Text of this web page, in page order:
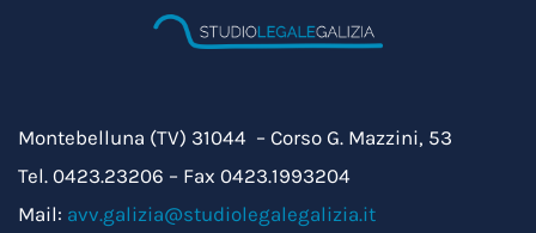
Montebelluna (TV) 31044 – Corso G. Mazzini, 53
Tel. 0423.23206 – Fax 0423.1993204
Mail: avv.galizia@studiolegalegalizia.it